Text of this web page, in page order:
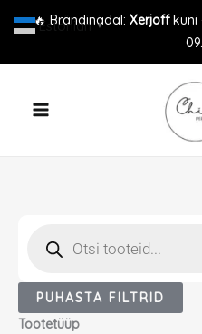
🔥 Brändinädal: Xerjoffkuni
PUHASTA FILTRID
Tootetüüp
Estonian ▼